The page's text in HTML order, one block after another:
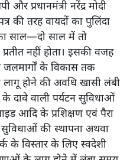
प्रधानमंत्री नरेंद्र मोदी
की तरह वायदों का पुलिंदा
साल—दो साल में तो
नहीं होता। इसकी वजह
के विकास तक
होने की अवधि खासी लंबी
के दावे वाली पर्यटन सुविधाओं
आदि के प्रशिक्षण एवं पैरा
की स्थापना अथवा
के विस्तार के लिए स्वदेशी